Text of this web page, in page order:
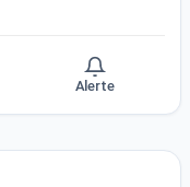
Alerte